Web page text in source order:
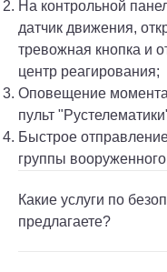
На контрольной
датчик движения,
тревожная кнопка и
центр реагирования;
Оповещение
пульт
Быстрое
группы
Какие услуги по
предлагаете?